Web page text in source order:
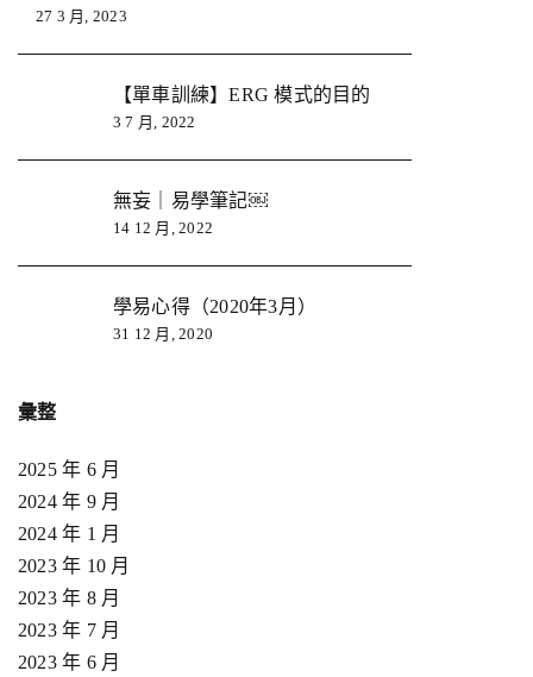
27 3 月, 2023
【單車訓練】ERG 模式的目的
3 7 月, 2022
無妄｜易學筆記￼
14 12 月, 2022
學易心得（2020年3月）
31 12 月, 2020
彙整
2025 年 6 月
2024 年 9 月
2024 年 1 月
2023 年 10 月
2023 年 8 月
2023 年 7 月
2023 年 6 月